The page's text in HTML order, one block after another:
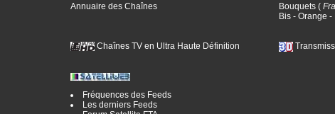
Annuaire des Chaînes Bouquets (
Bis - Orange -
Chaînes TV en Ultra Haute Définition
Fréquences des Feeds
Les derniers Feeds